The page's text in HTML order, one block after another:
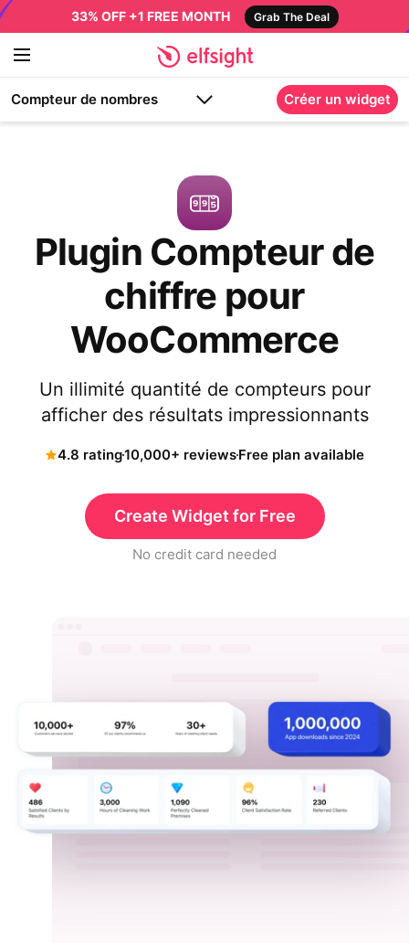
33% OFF +1 FREE MONTH Grab The Deal
Compteur de nombres Créer un widget
Plugin Compteur de
chiffre pour
WooCommerce
Un illimité quantité de compteurs pour
afficher des résultats impressionnants
4.8 rating10,000+ reviewsFree plan available
Create Widget for Free
No credit card needed